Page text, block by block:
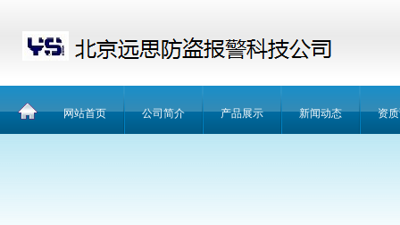
网站首页 公司简介 产品展示 新闻动态 资